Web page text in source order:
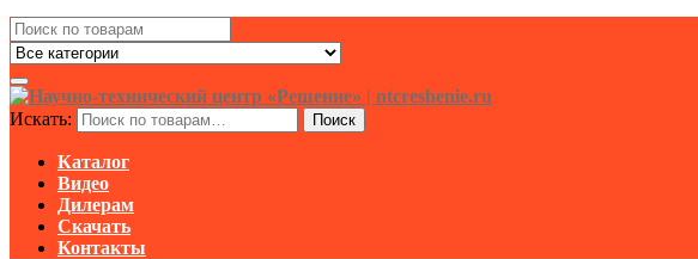
Search
for:
Искать: Поиск
Каталог
Видео
Дилерам
Скачать
Контакты